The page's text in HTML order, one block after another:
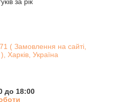
( Замовлення на сайті,
Харків, Україна
до 18:00